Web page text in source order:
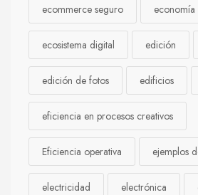
ecommerce seguro economía
ecosistema digital edición
edición de fotos edificios
eficiencia en procesos creativos
Eficiencia operativa ejemplos
electricidad electrónica